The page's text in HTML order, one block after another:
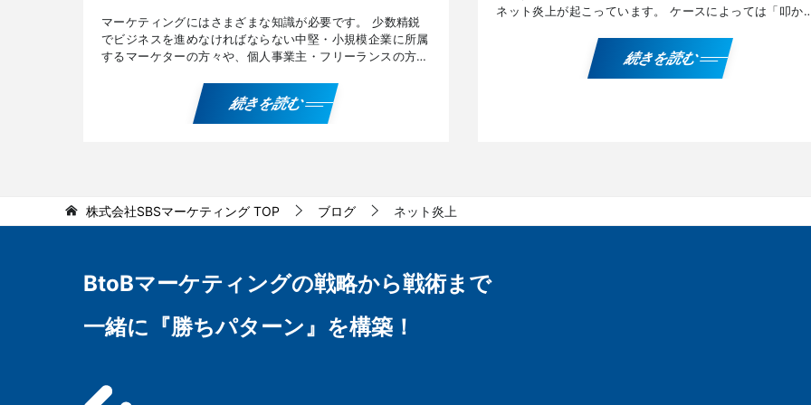
マーケティングにはさまざまな知識が必要です。 少数精鋭
でビジネスを進めなければならない中堅・小規模企業に所属
するマーケターの方々や、個人事業主・フリーランスの方々
続きを読む
ネット炎上が起こっています。 ケースによっては「叩か
続きを読む
株式会社SBSマーケティング TOP ブログ ネット炎上
BtoBマーケティングの戦略から戦術まで
一緒に『勝ちパターン』を構築！